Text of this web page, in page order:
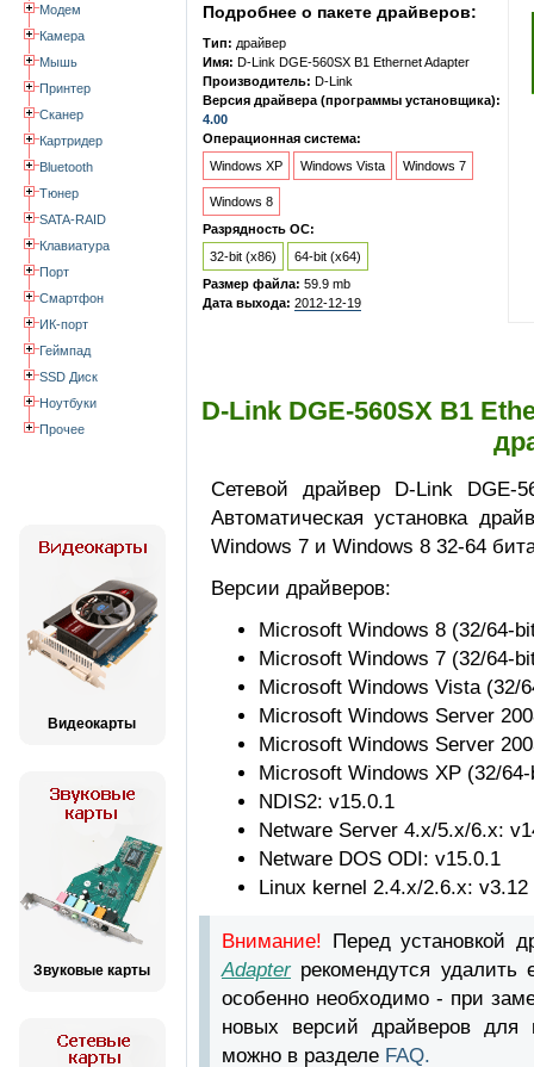
Модем
Камера
Мышь
Принтер
Сканер
Картридер
Bluetooth
Тюнер
SATA-RAID
Клавиатура
Порт
Смартфон
ИК-порт
Геймпад
SSD Диск
Ноутбуки
Прочее
Видеокарты
Звуковые карты
Подробнее о пакете драйверов:
Тип: драйвер
Имя: D-Link DGE-560SX B1 Ethernet Adapter
Производитель: D-Link
Версия драйвера (программы установщика):
4.00
Операционная система:
Windows XP
Windows Vista Windows 7
Windows 8
Разрядность ОС:
32-bit (x86)
64-bit (x64)
Размер файла: 59.9 mb
Дата выхода: 2012-12-19
D-Link DGE-560SX B1
Сетевой драйвер D-Link DGE-
Автоматическая установка
Windows 7 и Windows 8 32-64
Версии драйверов:
Microsoft Windows 8 (32/64-
Microsoft Windows 7 (32/64-
Microsoft Windows Vista (32/
Microsoft Windows Server
Microsoft Windows Server
Microsoft Windows XP (32/
NDIS2: v15.0.1
Netware Server 4.x/5.x/6.x:
Netware DOS ODI: v15.0.1
Linux kernel 2.4.x/2.6.x: v3.12
Внимание! Перед установкой
Adapterрекомендутся удалить
особенно необходимо - при
новых версий драйверов для
можно в разделе FAQ.